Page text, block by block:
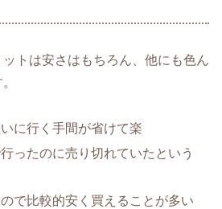
トは安さはもちろん、他にも色ん
に行く手間が省けて楽
ったのに売り切れていたという
で比較的安く買えることが多い